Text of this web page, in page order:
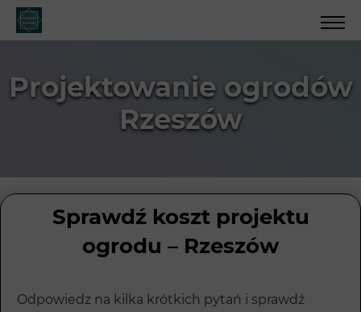
Projektowanie ogrodów
Rzeszów
Sprawdź koszt projektu
ogrodu – Rzeszów
Odpowiedz na kilka krótkich pytań i sprawdź